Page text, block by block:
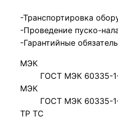
-Транспортировка
-Проведение пуско-
-Гарантийные
МЭК
ГОСТ МЭК 60335-
МЭК
ГОСТ МЭК 60335-
ТР ТС